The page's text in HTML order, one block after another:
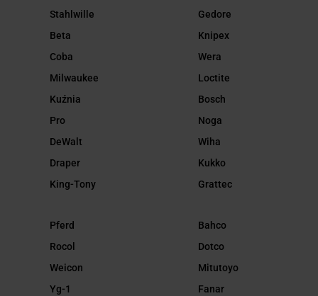
Stahlwille
Beta
Coba
Milwaukee
Kuźnia
Pro
DeWalt
Draper
King-Tony
Gedore
Knipex
Wera
Loctite
Bosch
Noga
Wiha
Kukko
Grattec
Pferd
Rocol
Weicon
Yg-1
Bahco
Dotco
Mitutoyo
Fanar